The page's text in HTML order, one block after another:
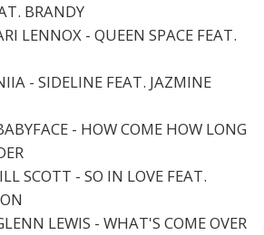
BRANDY
LENNOX - QUEEN SPACE FEAT.
- SIDELINE FEAT. JAZMINE
- HOW COME HOW LONG
SCOTT - SO IN LOVE FEAT.
LEWIS - WHAT'S COME OVER